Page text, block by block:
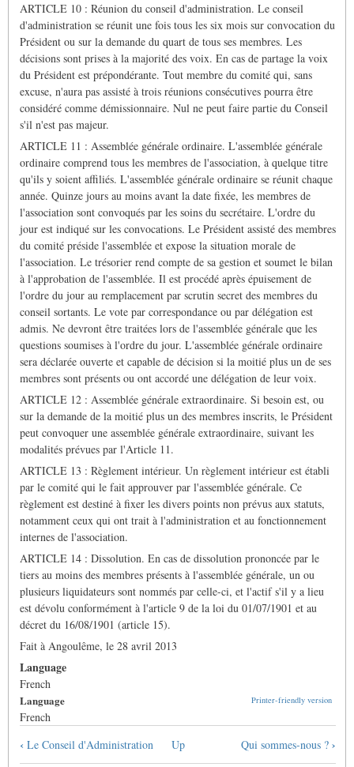
ARTICLE 10 : Réunion du conseil d'administration. Le conseil
d'administration se réunit une fois tous les six mois sur convocation du
Président ou sur la demande du quart de tous ses membres. Les
décisions sont prises à la majorité des voix. En cas de partage la voix
du Président est prépondérante. Tout membre du comité qui, sans
excuse, n'aura pas assisté à trois réunions consécutives pourra être
considéré comme démissionnaire. Nul ne peut faire partie du Conseil
s'il n'est pas majeur.
ARTICLE 11 : Assemblée générale ordinaire. L'assemblée générale
ordinaire comprend tous les membres de l'association, à quelque titre
qu'ils y soient affiliés. L'assemblée générale ordinaire se réunit chaque
année. Quinze jours au moins avant la date fixée, les membres de
l'association sont convoqués par les soins du secrétaire. L'ordre du
jour est indiqué sur les convocations. Le Président assisté des membres
du comité préside l'assemblée et expose la situation morale de
l'association. Le trésorier rend compte de sa gestion et soumet le bilan
à l'approbation de l'assemblée. Il est procédé après épuisement de
l'ordre du jour au remplacement par scrutin secret des membres du
conseil sortants. Le vote par correspondance ou par délégation est
admis. Ne devront être traitées lors de l'assemblée générale que les
questions soumises à l'ordre du jour. L'assemblée générale ordinaire
sera déclarée ouverte et capable de décision si la moitié plus un de ses
membres sont présents ou ont accordé une délégation de leur voix.
ARTICLE 12 : Assemblée générale extraordinaire. Si besoin est, ou
sur la demande de la moitié plus un des membres inscrits, le Président
peut convoquer une assemblée générale extraordinaire, suivant les
modalités prévues par l'Article 11.
ARTICLE 13 : Règlement intérieur. Un règlement intérieur est établi
par le comité qui le fait approuver par l'assemblée générale. Ce
règlement est destiné à fixer les divers points non prévus aux statuts,
notamment ceux qui ont trait à l'administration et au fonctionnement
internes de l'association.
ARTICLE 14 : Dissolution. En cas de dissolution prononcée par le
tiers au moins des membres présents à l'assemblée générale, un ou
plusieurs liquidateurs sont nommés par celle-ci, et l'actif s'il y a lieu
est dévolu conformément à l'article 9 de la loi du 01/07/1901 et au
décret du 16/08/1901 (article 15).
Fait à Angoulême, le 28 avril 2013
Language
French
Printer-friendly version
Language
French
Book
‹ Le Conseil d'Administration Up Qui sommes-nous ? ›